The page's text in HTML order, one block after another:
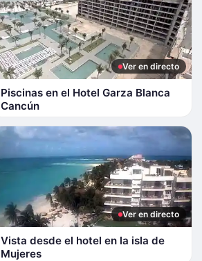
Ver en directo
Piscinas en el Hotel Garza Blanca
Cancún
Ver en directo
Vista desde el hotel en la isla de
Mujeres